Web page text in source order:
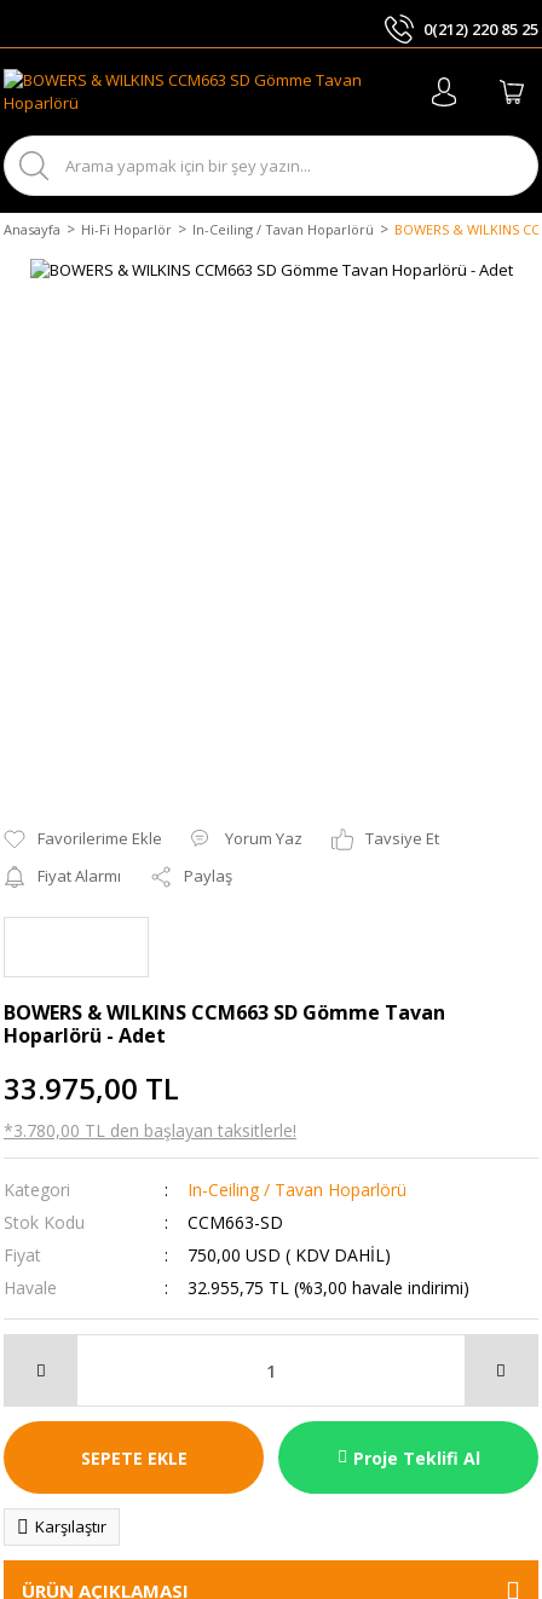
0(212) 220 85 25
Anasayfa Hi-Fi Hoparlör In-Ceiling / Tavan Hoparlörü BOWERS & WILKINS
Yorum Yaz
Tavsiye Et
Fiyat Alarmı
Paylaş
BOWERS & WILKINS CCM663 SD Gömme Tavan
Hoparlörü - Adet
33.975,00 TL
*3.780,00 TL den başlayan taksitlerle!
Kategori
In-Ceiling / Tavan Hoparlörü
Stok Kodu
CCM663-SD
Fiyat
750,00 USD ( KDV DAHİL)
Havale
32.955,75 TL (%3,00 havale indirimi)
SEPETE EKLE Proje Teklifi Al
Karşılaştır
ÜRÜN AÇIKLAMASI